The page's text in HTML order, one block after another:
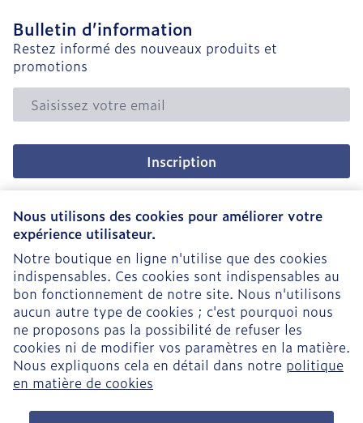
Nous utilisons des cookies pour améliorer votre
expérience utilisateur.
Notre boutique en ligne n'utilise que des cookies
indispensables. Ces cookies sont indispensables au
bon fonctionnement de notre site. Nous n'utilisons
aucun autre type de cookies ; c'est pourquoi nous
ne proposons pas la possibilité de refuser les
cookies ni de modifier vos paramètres en la matière.
Nous expliquons cela en détail dans notre politique
en matière de cookies
Bulletin d’information
Restez informé des nouveaux produits et
promotions
Adresse mail
Inscription
En cliquant sur s'abonner, vous vous abonnez à notre
newsletter et acceptez notrepolitique de confidentialité
Liens légaux